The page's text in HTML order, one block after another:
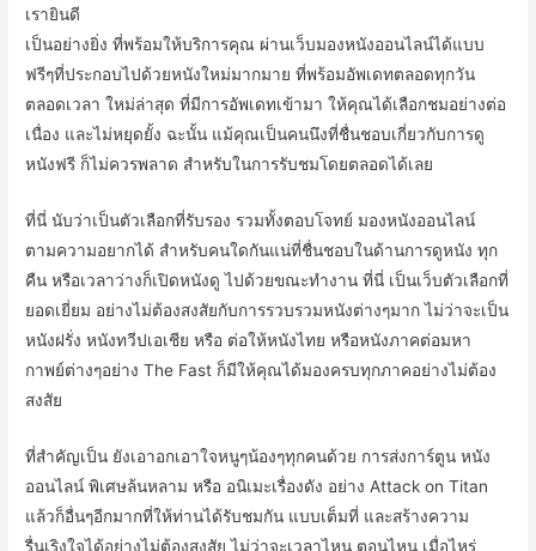
เรายินดี
เป็นอย่างยิ่ง ที่พร้อมให้บริการคุณ ผ่านเว็บมองหนังออนไลน์ได้แบบ
ฟรีๆที่ประกอบไปด้วยหนังใหม่มากมาย ที่พร้อมอัพเดทตลอดทุกวัน
ตลอดเวลา ใหม่ล่าสุด ที่มีการอัพเดทเข้ามา ให้คุณได้เลือกชมอย่างต่อ
เนื่อง และไม่หยุดยั้ง ฉะนั้น แม้คุณเป็นคนนึงที่ชื่นชอบเกี่ยวกับการดู
หนังฟรี ก็ไม่ควรพลาด สำหรับในการรับชมโดยตลอดได้เลย
ที่นี่ นับว่าเป็นตัวเลือกที่รับรอง รวมทั้งตอบโจทย์ มองหนังออนไลน์
ตามความอยากได้ สำหรับคนใดกันแน่ที่ชื่นชอบในด้านการดูหนัง ทุก
คืน หรือเวลาว่างก็เปิดหนังดู ไปด้วยขณะทำงาน ที่นี่ เป็นเว็บตัวเลือกที่
ยอดเยี่ยม อย่างไม่ต้องสงสัยกับการรวบรวมหนังต่างๆมาก ไม่ว่าจะเป็น
หนังฝรั่ง หนังทวีปเอเชีย หรือ ต่อให้หนังไทย หรือหนังภาคต่อมหา
กาพย์ต่างๆอย่าง The Fast ก็มีให้คุณได้มองครบทุกภาคอย่างไม่ต้อง
สงสัย
ที่สำคัญเป็น ยังเอาอกเอาใจหนูๆน้องๆทุกคนด้วย การส่งการ์ตูน หนัง
ออนไลน์ พิเศษล้นหลาม หรือ อนิเมะเรื่องดัง อย่าง Attack on Titan
แล้วก็อื่นๆอีกมากที่ให้ท่านได้รับชมกัน แบบเต็มที่ และสร้างความ
รื่นเริงใจได้อย่างไม่ต้องสงสัย ไม่ว่าจะเวลาไหน ตอนไหน เมื่อไหร่